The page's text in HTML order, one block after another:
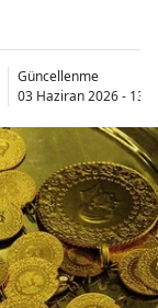
Güncellenme
03 Haziran 2026 -